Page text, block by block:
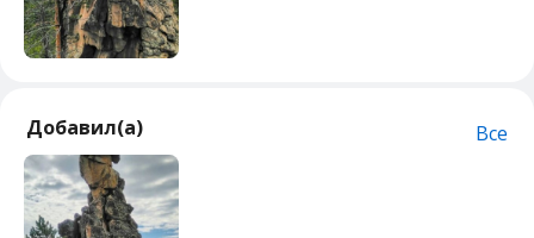
Добавил(а) Все